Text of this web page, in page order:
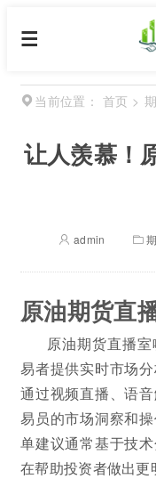
当前位置： 首页 >
让人羡慕！
admin
原油期货直
原油期货直播
易者提供实时市场
通过视频直播、语
易员的市场洞察和
单建议通常基于技
在帮助投资者做出更